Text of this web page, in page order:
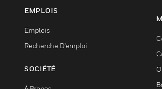
EMPLOIS
Emplois
Recherche D'emploi
SOCIÉTÉ